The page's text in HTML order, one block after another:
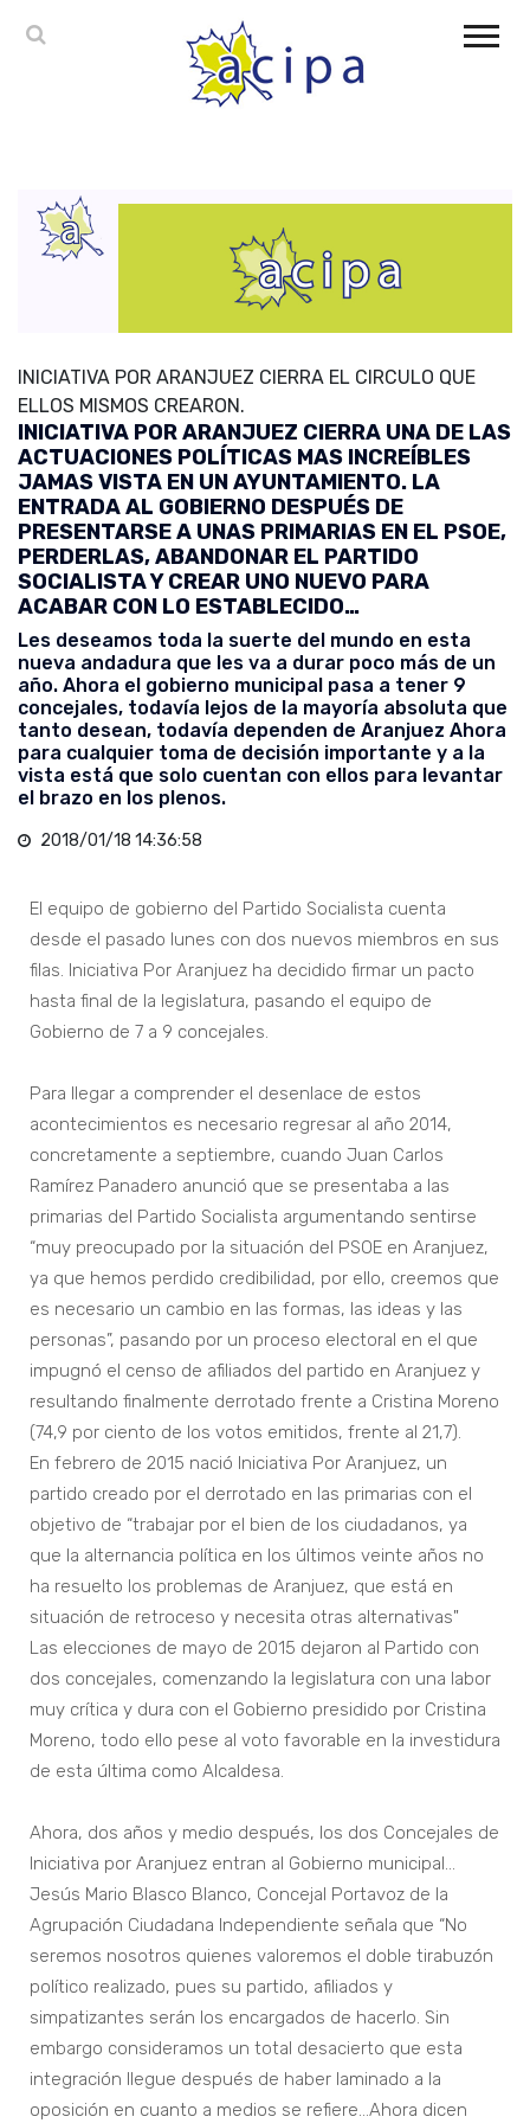
INICIATIVA POR ARANJUEZ CIERRA EL CIRCULO QUE
ELLOS MISMOS CREARON.
INICIATIVA POR ARANJUEZ CIERRA UNA DE LAS
ACTUACIONES POLÍTICAS MAS INCREÍBLES
JAMAS VISTA EN UN AYUNTAMIENTO. LA
ENTRADA AL GOBIERNO DESPUÉS DE
PRESENTARSE A UNAS PRIMARIAS EN EL PSOE,
PERDERLAS, ABANDONAR EL PARTIDO
SOCIALISTA Y CREAR UNO NUEVO PARA
ACABAR CON LO ESTABLECIDO…
Les deseamos toda la suerte del mundo en esta
nueva andadura que les va a durar poco más de un
año. Ahora el gobierno municipal pasa a tener 9
concejales, todavía lejos de la mayoría absoluta que
tanto desean, todavía dependen de Aranjuez Ahora
para cualquier toma de decisión importante y a la
vista está que solo cuentan con ellos para levantar
el brazo en los plenos.
2018/01/18 14:36:58
El equipo de gobierno del Partido Socialista cuenta
desde el pasado lunes con dos nuevos miembros en sus
filas. Iniciativa Por Aranjuez ha decidido firmar un pacto
hasta final de la legislatura, pasando el equipo de
Gobierno de 7 a 9 concejales.
Para llegar a comprender el desenlace de estos
acontecimientos es necesario regresar al año 2014,
concretamente a septiembre, cuando Juan Carlos
Ramírez Panadero anunció que se presentaba a las
primarias del Partido Socialista argumentando sentirse
“muy preocupado por la situación del PSOE en Aranjuez,
ya que hemos perdido credibilidad, por ello, creemos que
es necesario un cambio en las formas, las ideas y las
personas”, pasando por un proceso electoral en el que
impugnó el censo de afiliados del partido en Aranjuez y
resultando finalmente derrotado frente a Cristina Moreno
(74,9 por ciento de los votos emitidos, frente al 21,7).
En febrero de 2015 nació Iniciativa Por Aranjuez, un
partido creado por el derrotado en las primarias con el
objetivo de “trabajar por el bien de los ciudadanos, ya
que la alternancia política en los últimos veinte años no
ha resuelto los problemas de Aranjuez, que está en
situación de retroceso y necesita otras alternativas"
Las elecciones de mayo de 2015 dejaron al Partido con
dos concejales, comenzando la legislatura con una labor
muy crítica y dura con el Gobierno presidido por Cristina
Moreno, todo ello pese al voto favorable en la investidura
de esta última como Alcaldesa.
Ahora, dos años y medio después, los dos Concejales de
Iniciativa por Aranjuez entran al Gobierno municipal…
Jesús Mario Blasco Blanco, Concejal Portavoz de la
Agrupación Ciudadana Independiente señala que “No
seremos nosotros quienes valoremos el doble tirabuzón
político realizado, pues su partido, afiliados y
simpatizantes serán los encargados de hacerlo. Sin
embargo consideramos un total desacierto que esta
integración llegue después de haber laminado a la
oposición en cuanto a medios se refiere…Ahora dicen